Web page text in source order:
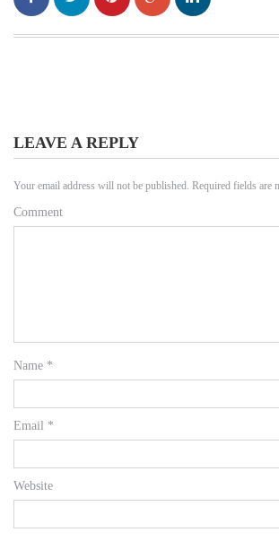
LEAVE A REPLY
Your email address will not be published. Required fields are
Comment
Name *
Email *
Website